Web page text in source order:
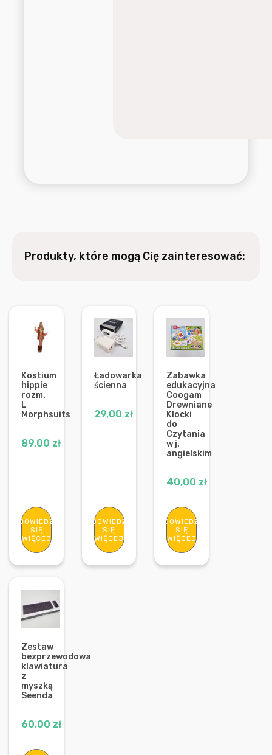
Produkty, które mogą Cię zainteresować:
Kostium
hippie
rozm.
L
Morphsuits
89,00 zł
DOWIEDZ
SIĘ
WIĘCEJ
Ładowarka
ścienna
29,00 zł
DOWIEDZ
SIĘ
WIĘCEJ
Zabawka
edukacyjna
Coogam
Drewniane
Klocki
do
Czytania
w j.
angielskim
40,00 zł
DOWIEDZ
SIĘ
WIĘCEJ
Zestaw
bezprzewodowa
klawiatura
z
myszką
Seenda
60,00 zł